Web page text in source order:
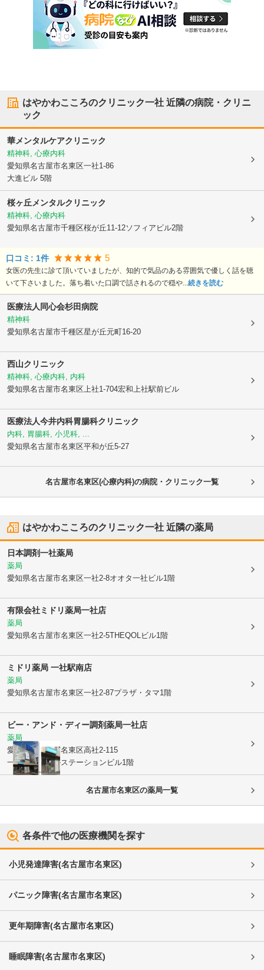
はやかわこころのクリニック一社 近隣の病院・クリニ
ック
華メンタルケアクリニック
精神科, 心療内科
愛知県名古屋市名東区一社1-86
大進ビル 5階
桜ヶ丘メンタルクリニック
精神科, 心療内科
愛知県名古屋市千種区桜が丘11-12ソフィアビル2階
口コミ: 1件 5
女医の先生に診て頂いていましたが、知的で気品のある雰囲気で優しく話を聴
いて下さいました。落ち着いた口調で話されるので穏や...続きを読む
医療法人同心会杉田病院
精神科
愛知県名古屋市千種区星が丘元町16-20
西山クリニック
精神科, 心療内科, 内科
愛知県名古屋市名東区上社1-704宏和上社駅前ビル
医療法人今井内科胃腸科クリニック
内科, 胃腸科, 小児科, ...
愛知県名古屋市名東区平和が丘5-27
名古屋市名東区(心療内科)の病院・クリニック一覧
はやかわこころのクリニック一社 近隣の薬局
日本調剤一社薬局
薬局
愛知県名古屋市名東区一社2-8オオタ一社ビル1階
有限会社ミドリ薬局一社店
薬局
愛知県名古屋市名東区一社2-5THEQOLビル1階
ミドリ薬局 一社駅南店
薬局
愛知県名古屋市名東区一社2-87プラザ・タマ1階
ビー・アンド・ディー調剤薬局一社店
薬局
愛知県名古屋市名東区高社2-115
一社メディカルステーションビル1階
名古屋市名東区の薬局一覧
各条件で他の医療機関を探す
小児発達障害(名古屋市名東区)
パニック障害(名古屋市名東区)
更年期障害(名古屋市名東区)
睡眠障害(名古屋市名東区)